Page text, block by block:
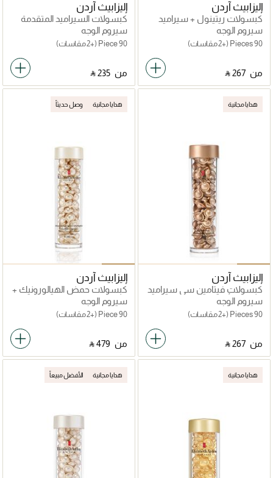
إليزابيث آردن
كبسولات ريتينول + سيراميد
HPR لتجديد البشرة
سيروم الوجه
90 Pieces (+2 مقاسات)
من ‎ ⃁ ⁦267⁩ ‎
إليزابيث آردن
كبسولات السيراميد المتقدمة
اليومية مصل استعادة الشباب
سيروم الوجه
90 Piece (+2 مقاسات)
من ‎ ⃁ ⁦235⁩ ‎
هدايا مجانية
إليزابيث آردن
كبسولات فيتامين سي سيراميد
لتجديد التألق
سيروم الوجه
90 Pieces (+2 مقاسات)
من ‎ ⃁ ⁦267⁩ ‎
هدايا مجانية وصل حديثاً
إليزابيث آردن
كبسولات حمض الهيالورونيك +
ببتيدات السيراميد
سيروم الوجه
90 Piece (+2 مقاسات)
من ‎ ⃁ ⁦479⁩ ‎
هدايا مجانية هدايا مجانية الأفضل مبيعاً